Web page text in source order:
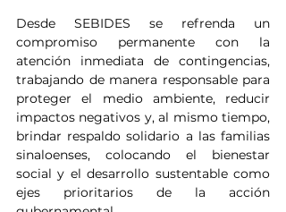
Desde SEBIDES se refrenda un
compromiso permanente con la
atención inmediata de contingencias,
trabajando de manera responsable para
proteger el medio ambiente, reducir
impactos negativos y, al mismo tiempo,
brindar respaldo solidario a las familias
sinaloenses, colocando el bienestar
social y el desarrollo sustentable como
ejes prioritarios de la acción